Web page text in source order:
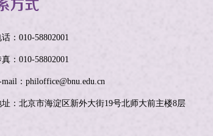
话：010-58802001
真：010-58802001
mail：philoffice@bnu.edu.cn
址：北京市海淀区新外大街19号北师大前主楼8层